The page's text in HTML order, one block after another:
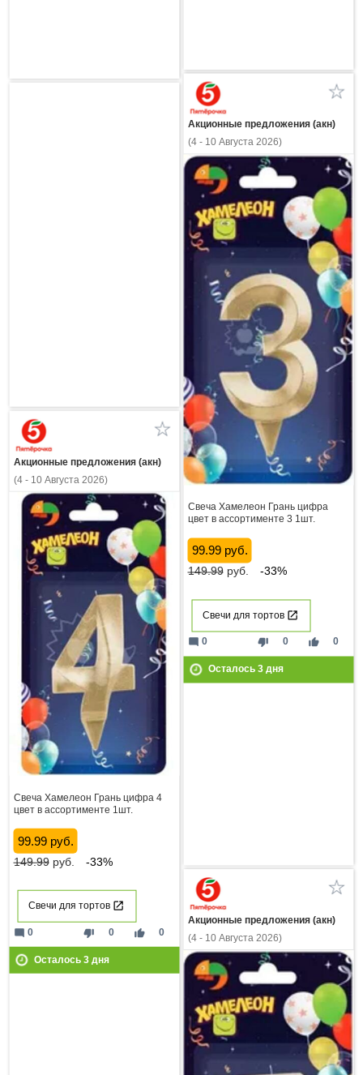
Акционные предложения (акн)
(4 - 10 Августа 2026)
Свеча Хамелеон Грань цифра
цвет в ассортименте 3 1шт.
99.99 руб.
149.99руб. -33%
Свечи для тортов
thumb_down 0 thumb_up 0
mode_comment 0
Осталось 3дня
Акционные предложения (акн)
(4 - 10 Августа 2026)
Свеча Хамелеон Грань цифра 4
цвет в ассортименте 1шт.
99.99 руб.
149.99руб. -33%
Свечи для тортов
thumb_down 0 thumb_up 0
mode_comment 0
Осталось 3дня
Акционные предложения (акн)
(4 - 10 Августа 2026)